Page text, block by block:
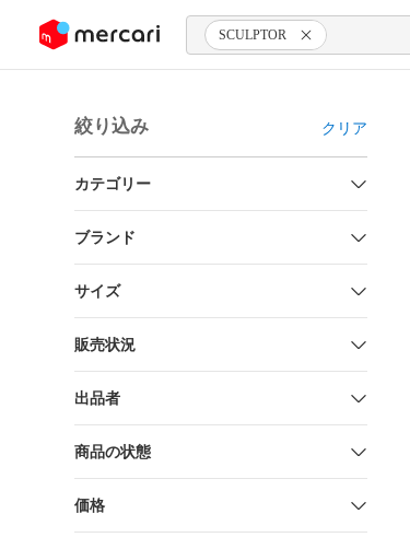
ツにスキップ SCULPTOR
絞り込み クリア
カテゴリー
ブランド
サイズ
販売状況
出品者
商品の状態
価格